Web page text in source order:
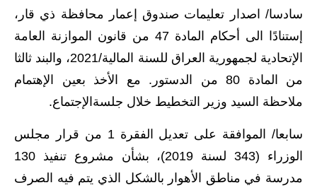
سادسا/ اصدار تعليمات صندوق إعمار محافظة ذي قار،
إستنادًا الى أحكام المادة 47 من قانون الموازنة العامة
الإتحادية ل‍جمهورية العراق للسنة المالية/2021، والبند ثالثا
من المادة 80 من الدستور. مع الأخذ بعين الإهتمام
ملاحظة السيد وزير التخطيط خلال جلسةالإجتماع.
سابعا/ الموافقة على تعديل الفقرة 1 من قرار مجلس
الوزراء (343 لسنة 2019)، بشأن مشروع تنفيذ 130
مدرسة في مناطق الأهوار بالشكل الذي يتم فيه الصرف